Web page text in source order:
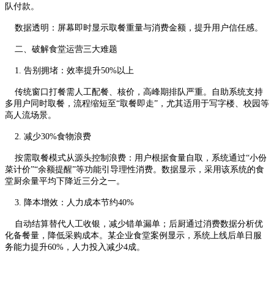
队付款。
数据透明：屏幕即时显示取餐重量与消费金额，提升用户信任感。
二、破解食堂运营三大难题
1. 告别拥堵：效率提升50%以上
传统窗口打餐需人工配餐、核价，高峰期排队严重。自助系统支持
多用户同时取餐，流程缩短至“取餐即走”，尤其适用于写字楼、校园等
高人流场景。
2. 减少30%食物浪费
按需取餐模式从源头控制浪费：用户根据食量自取，系统通过“小份
菜计价”“余额提醒”等功能引导理性消费。数据显示，采用该系统的食
堂厨余量平均下降近三分之一。
3. 降本增效：人力成本节约40%
自动结算替代人工收银，减少错单漏单；后厨通过消费数据分析优
化备餐量，降低采购成本。某企业食堂案例显示，系统上线后单日服
务能力提升60%，人力投入减少4成。